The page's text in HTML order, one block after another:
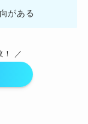
がある
！ ／